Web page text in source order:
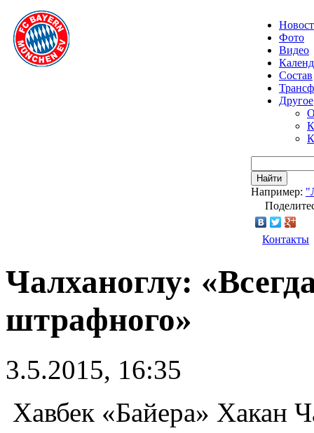
Фото
Видео
Состав
Другое
Найти
Например:
Контакты
Чалханоглу:
штрафного»
3.5.2015, 16:35
Хавбек «Байера» Хакан